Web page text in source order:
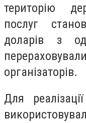
територію
послуг
доларів з
організаторів.
Для